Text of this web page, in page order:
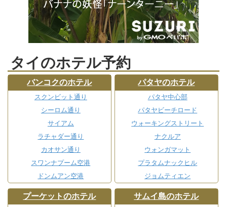
タイのホテル予約
バンコクのホテル
スクンビット通り
シーロム通り
サイアム
ラチャダー通り
カオサン通り
スワンナプーム空港
ドンムアン空港
パタヤのホテル
パタヤ中心部
パタヤビーチロード
ウォーキングストリート
ナクルア
ウォンガマット
プラタムナックヒル
ジョムティエン
プーケットのホテル サムイ島のホテル